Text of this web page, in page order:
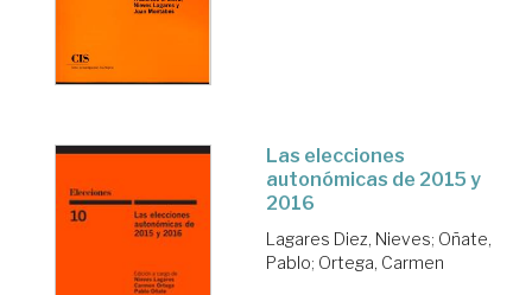
Las elecciones
autonómicas de 2015 y
2016
Lagares Diez, Nieves; Oñate,
Pablo; Ortega, Carmen